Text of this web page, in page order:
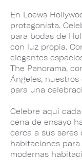
En Loews
protagonista.
para bodas de
con luz propia.
elegantes
The Panorama,
Ángeles,
para una
Celebre aquí
cena de ensayo
cerca a sus seres
habitaciones
modernas